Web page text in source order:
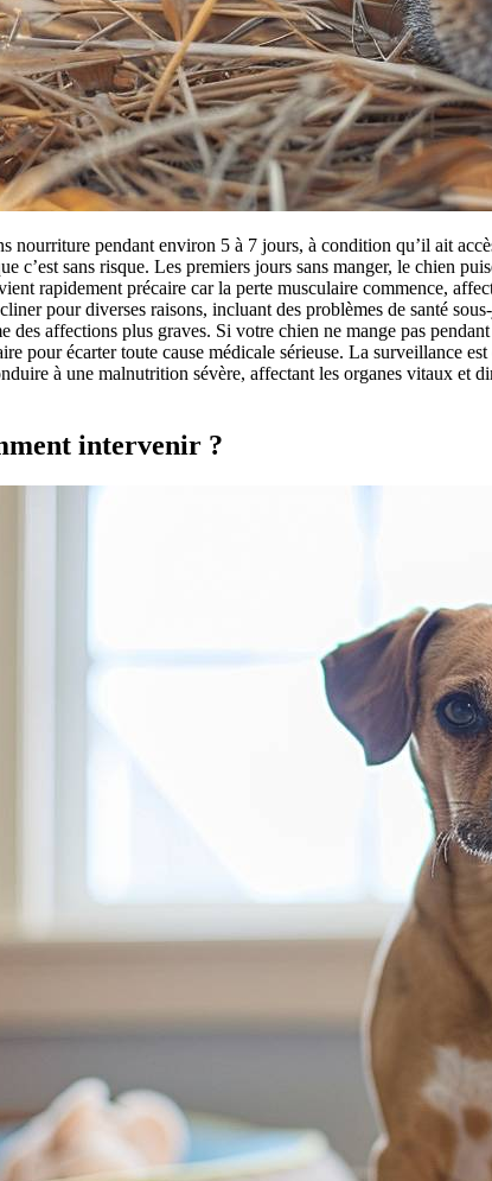
nourriture pendant environ 5 à 7 jours, à condition qu’il ait
c’est sans risque. Les premiers jours sans manger, le chien
rapidement précaire car la perte musculaire commence,
pour diverses raisons, incluant des problèmes de santé
des affections plus graves. Si votre chien ne mange pas
pour écarter toute cause médicale sérieuse. La surveillance est
à une malnutrition sévère, affectant les organes vitaux et
intervenir ?